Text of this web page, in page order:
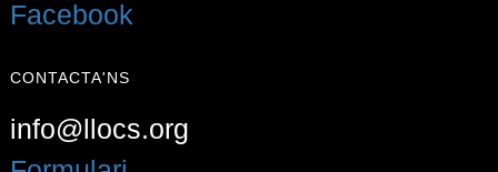
CONTACTA'NS
info@llocs.org
Facebook